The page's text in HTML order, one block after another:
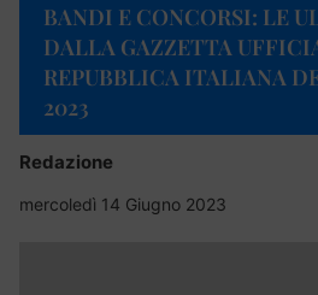
BANDI E CONCORSI: LE
DALLA GAZZETTA
REPUBBLICA ITALIANA
2023
Redazione
mercoledì 14 Giugno 2023